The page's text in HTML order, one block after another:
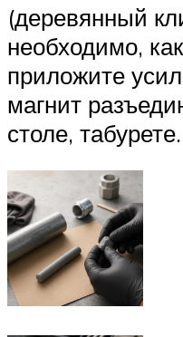
(деревянный
необходимо,
приложите
магнит
столе, табурете.